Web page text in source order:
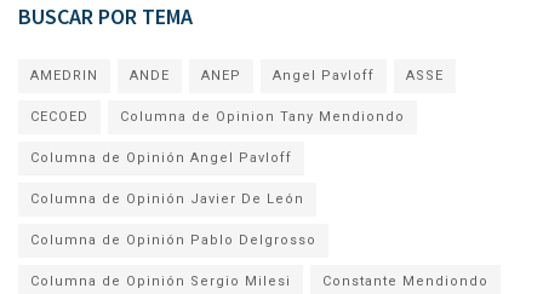
BUSCAR POR TEMA
AMEDRIN ANDE ANEP Angel Pavloff ASSE
CECOED Columna de Opinion Tany Mendiondo
Columna de Opinión Angel Pavloff
Columna de Opinión Javier De León
Columna de Opinión Pablo Delgrosso
Columna de Opinión Sergio Milesi Constante Mendiondo